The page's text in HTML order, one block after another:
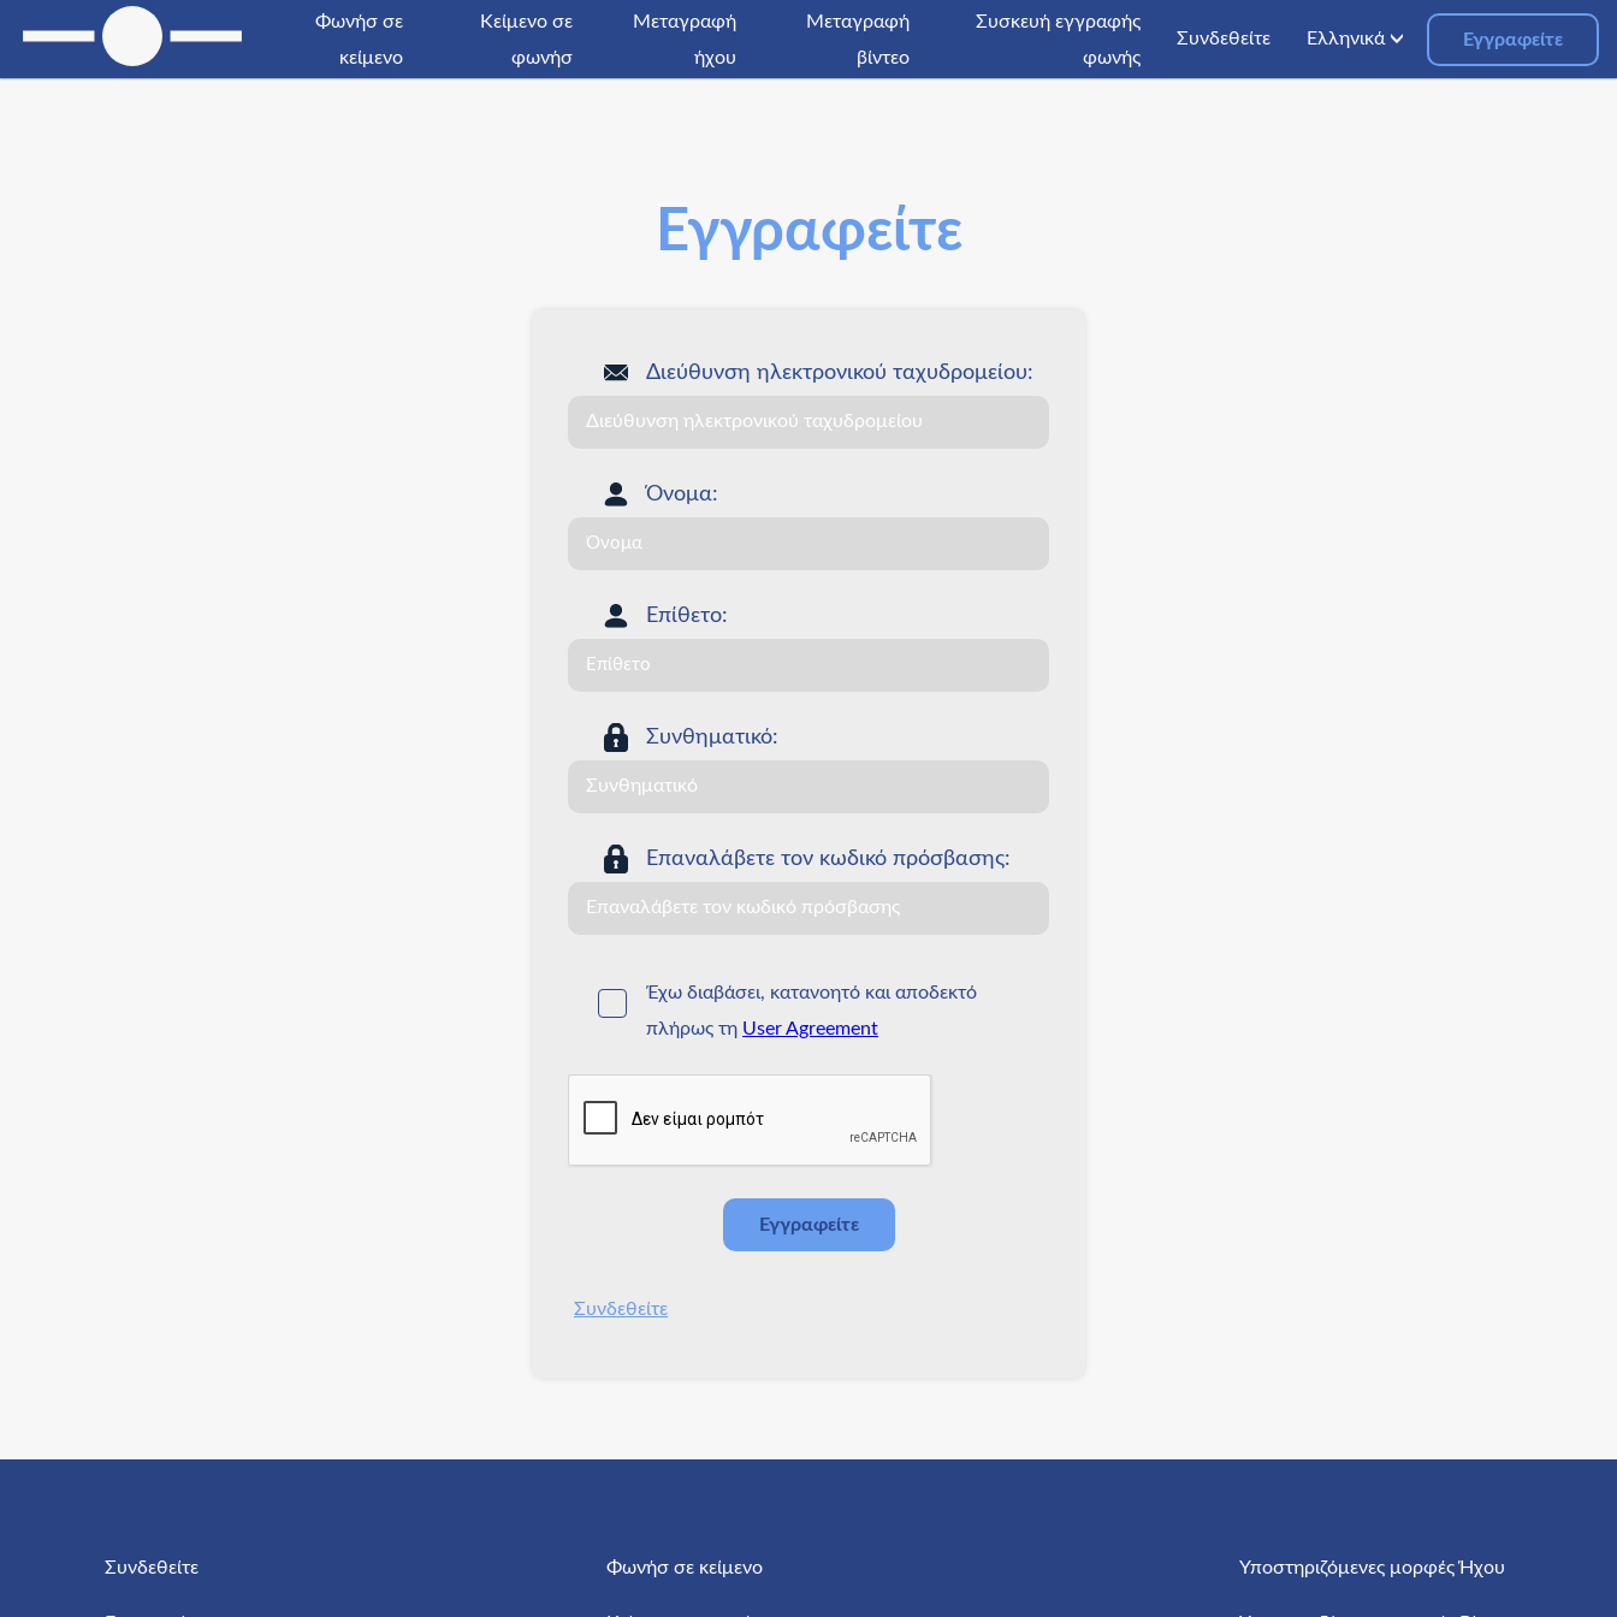
Φωνήσ σε
κείμενο
Kείμενο σε
φωνήσ
Μεταγραφή
ήχου
Μεταγραφή
βίντεο
Συσκευή εγγραφής
φωνής
Συνδεθείτε Ελληνικά Εγγραφείτε
Εγγραφείτε
Διεύθυνση ηλεκτρονικού ταχυδρομείου:
Όνομα:
Επίθετο:
Συνθηματικό:
Επαναλάβετε τον κωδικό πρόσβασης:
Έχω διαβάσει, κατανοητό και αποδεκτό
πλήρως τη User Agreement
Συνδεθείτε
Συνδεθείτε Φωνήσ σε κείμενο Υποστηριζόμενες μορφές Ήχου